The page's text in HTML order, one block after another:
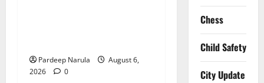
Pardeep Narula
August 6,
2026
0
Chess
Child Safety
City Update